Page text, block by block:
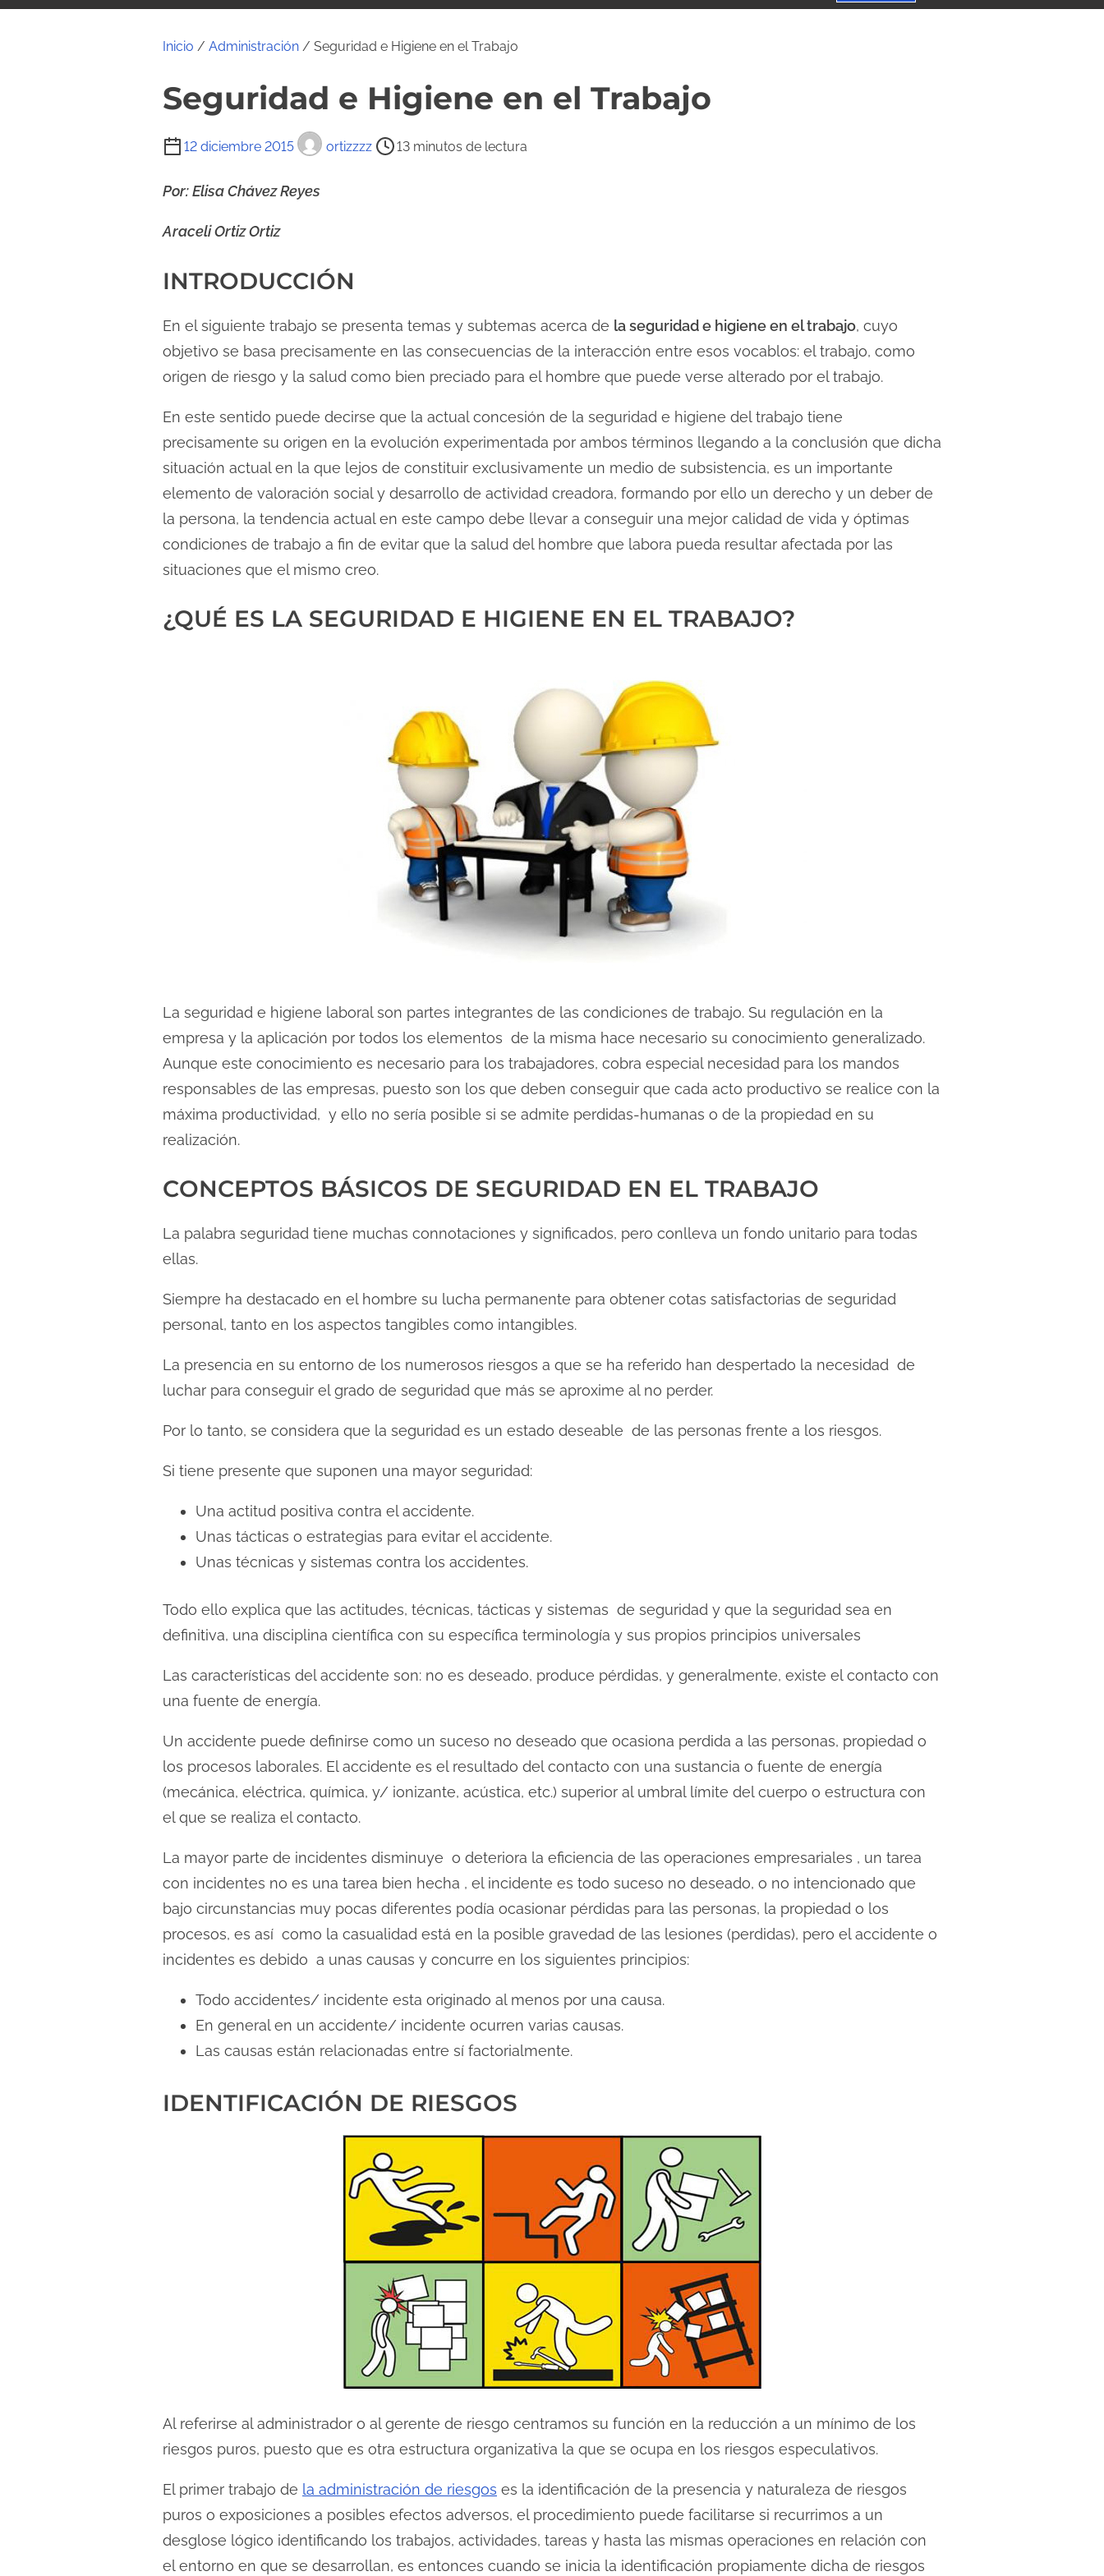
Inicio / Administración / Seguridad e Higiene en el Trabajo
Seguridad e Higiene en el Trabajo
12 diciembre 2015 ortizzzz
T
e
p
l
e
c
u
r
a
d
e
e
t
13 minutos de lectura
Por: Elisa Chávez Reyes
Araceli Ortiz Ortiz
INTRODUCCIÓN
En el siguiente trabajo se presenta temas y subtemas acerca de la seguridad e higiene en el trabajo, cuyo
objetivo se basa precisamente en las consecuencias de la interacción entre esos vocablos: el trabajo, como
origen de riesgo y la salud como bien preciado para el hombre que puede verse alterado por el trabajo.
En este sentido puede decirse que la actual concesión de la seguridad e higiene del trabajo tiene
precisamente su origen en la evolución experimentada por ambos términos llegando a la conclusión que dicha
situación actual en la que lejos de constituir exclusivamente un medio de subsistencia, es un importante
elemento de valoración social y desarrollo de actividad creadora, formando por ello un derecho y un deber de
la persona, la tendencia actual en este campo debe llevar a conseguir una mejor calidad de vida y óptimas
condiciones de trabajo a fin de evitar que la salud del hombre que labora pueda resultar afectada por las
situaciones que el mismo creo.
¿QUÉ ES LA SEGURIDAD E HIGIENE EN EL TRABAJO?
La seguridad e higiene laboral son partes integrantes de las condiciones de trabajo. Su regulación en la
empresa y la aplicación por todos los elementos de la misma hace necesario su conocimiento generalizado.
Aunque este conocimiento es necesario para los trabajadores, cobra especial necesidad para los mandos
responsables de las empresas, puesto son los que deben conseguir que cada acto productivo se realice con la
máxima productividad, y ello no sería posible si se admite perdidas-humanas o de la propiedad en su
realización.
CONCEPTOS BÁSICOS DE SEGURIDAD EN EL TRABAJO
La palabra seguridad tiene muchas connotaciones y significados, pero conlleva un fondo unitario para todas
ellas.
Siempre ha destacado en el hombre su lucha permanente para obtener cotas satisfactorias de seguridad
personal, tanto en los aspectos tangibles como intangibles.
La presencia en su entorno de los numerosos riesgos a que se ha referido han despertado la necesidad de
luchar para conseguir el grado de seguridad que más se aproxime al no perder.
Por lo tanto, se considera que la seguridad es un estado deseable de las personas frente a los riesgos.
Si tiene presente que suponen una mayor seguridad:
Una actitud positiva contra el accidente.
Unas tácticas o estrategias para evitar el accidente.
Unas técnicas y sistemas contra los accidentes.
Todo ello explica que las actitudes, técnicas, tácticas y sistemas de seguridad y que la seguridad sea en
definitiva, una disciplina científica con su específica terminología y sus propios principios universales
Las características del accidente son: no es deseado, produce pérdidas, y generalmente, existe el contacto con
una fuente de energía.
Un accidente puede definirse como un suceso no deseado que ocasiona perdida a las personas, propiedad o
los procesos laborales. El accidente es el resultado del contacto con una sustancia o fuente de energía
(mecánica, eléctrica, química, y/ ionizante, acústica, etc.) superior al umbral límite del cuerpo o estructura con
el que se realiza el contacto.
La mayor parte de incidentes disminuye o deteriora la eficiencia de las operaciones empresariales , un tarea
con incidentes no es una tarea bien hecha , el incidente es todo suceso no deseado, o no intencionado que
bajo circunstancias muy pocas diferentes podía ocasionar pérdidas para las personas, la propiedad o los
procesos, es así como la casualidad está en la posible gravedad de las lesiones (perdidas), pero el accidente o
incidentes es debido a unas causas y concurre en los siguientes principios:
Todo accidentes/ incidente esta originado al menos por una causa.
En general en un accidente/ incidente ocurren varias causas.
Las causas están relacionadas entre sí factorialmente.
IDENTIFICACIÓN DE RIESGOS
Al referirse al administrador o al gerente de riesgo centramos su función en la reducción a un mínimo de los
riesgos puros, puesto que es otra estructura organizativa la que se ocupa en los riesgos especulativos.
El primer trabajo de la administración de riesgos es la identificación de la presencia y naturaleza de riesgos
puros o exposiciones a posibles efectos adversos, el procedimiento puede facilitarse si recurrimos a un
desglose lógico identificando los trabajos, actividades, tareas y hasta las mismas operaciones en relación con
el entorno en que se desarrollan, es entonces cuando se inicia la identificación propiamente dicha de riesgos